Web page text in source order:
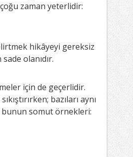
zaman yeterlidir:
hikâyeyi gereksiz
olanıdır.
için de geçerlidir.
bazıları aynı
bunun somut örnekleri: